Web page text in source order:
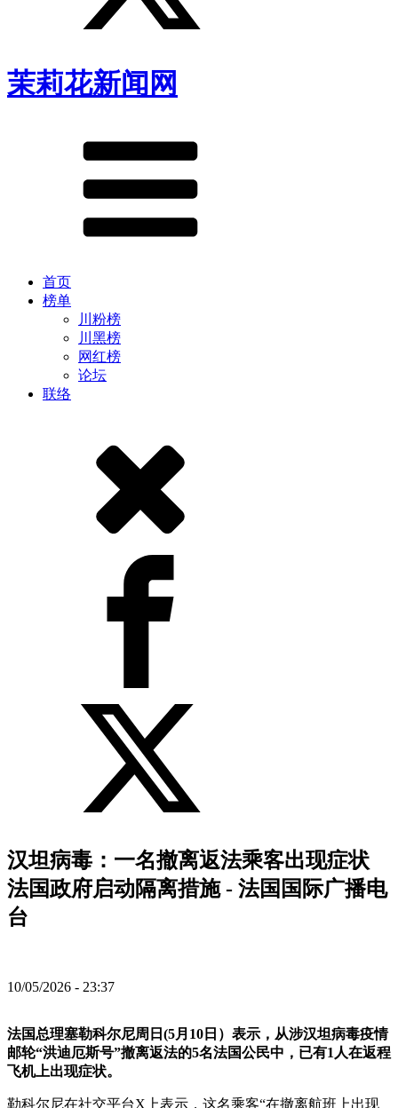
茉莉花新闻网
首页
榜单
川粉榜
川黑榜
网红榜
论坛
联络
汉坦病毒：一名撤离返法乘客出现症状
法国政府启动隔离措施 - 法国国际广播电
台
10/05/2026 - 23:37
法国总理塞勒科尔尼周日(5月10日）表示，从涉汉坦病毒疫情
邮轮“洪迪厄斯号”撤离返法的5名法国公民中，已有1人在返程
飞机上出现症状。
勒科尔尼在社交平台X上表示，这名乘客“在撤离航班上出现